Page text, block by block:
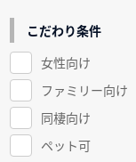
こだわり条件
女性向け
ファミリー向け
同棲向け
ペット可